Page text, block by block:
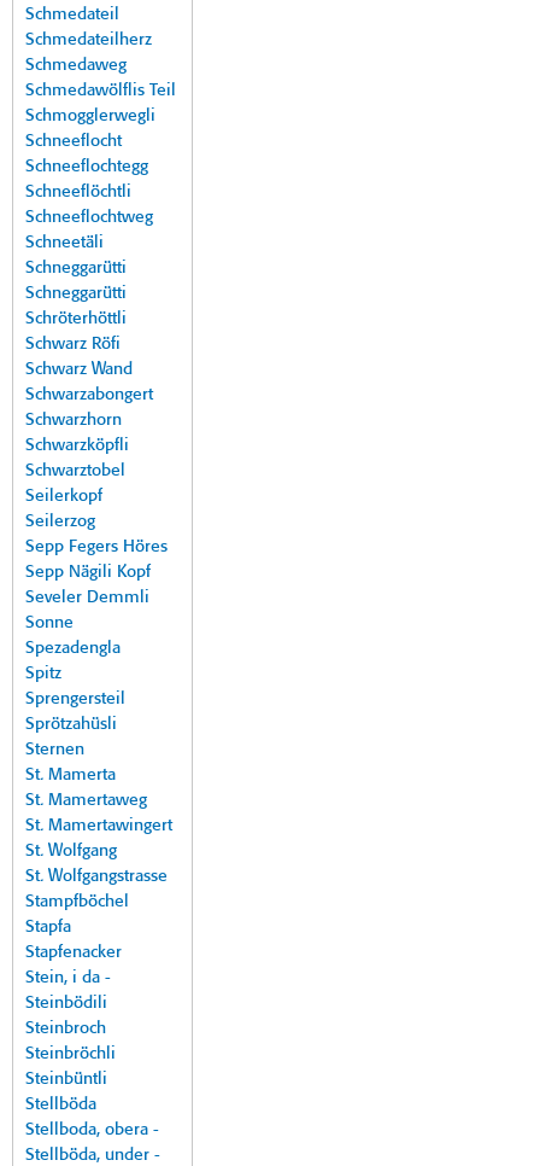
Schmedateil
Schmedateilherz
Schmedaweg
Schmedawölflis Teil
Schmogglerwegli
Schneeflocht
Schneeflochtegg
Schneeflöchtli
Schneeflochtweg
Schneetäli
Schneggarütti
Schneggarütti
Schröterhöttli
Schwarz Röfi
Schwarz Wand
Schwarzabongert
Schwarzhorn
Schwarzköpfli
Schwarztobel
Seilerkopf
Seilerzog
Sepp Fegers Höres
Sepp Nägili Kopf
Seveler Demmli
Sonne
Spezadengla
Spitz
Sprengersteil
Sprötzahüsli
Sternen
St. Mamerta
St. Mamertaweg
St. Mamertawingert
St. Wolfgang
St. Wolfgangstrasse
Stampfböchel
Stapfa
Stapfenacker
Stein, i da -
Steinbödili
Steinbroch
Steinbröchli
Steinbüntli
Stellböda
Stellboda, obera -
Stellböda, under -